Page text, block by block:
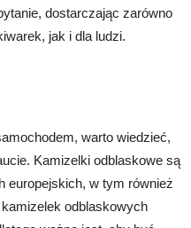
dostarczając zarówno
jak i dla ludzi.
warto wiedzieć,
Kamizelki odblaskowe są
europejskich, w tym również
odblaskowych